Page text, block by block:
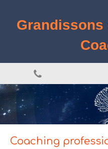
Grandissons
Coaching